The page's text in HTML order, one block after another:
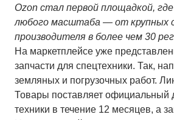
Ozon стал первой площадкой,
любого масштаба — от крупных
производителя в более чем 30
На маркетплейсе уже
запчасти для спецтехники. Так,
земляных и погрузочных работ.
Товары поставляет официальный
техники в течение 12 месяцев, а